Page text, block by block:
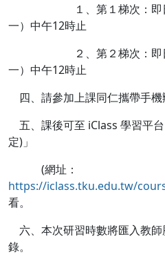
１、第１梯次：即日起
一）中午12時止
２、第２梯次：即日起
一）中午12時止
四、請參加上課同仁攜帶手機
五、課後可至 iClass 學習平
定)」
(網址：
https://iclass.tku.edu.tw/
看。
六、本次研習時數將匯入教
錄。